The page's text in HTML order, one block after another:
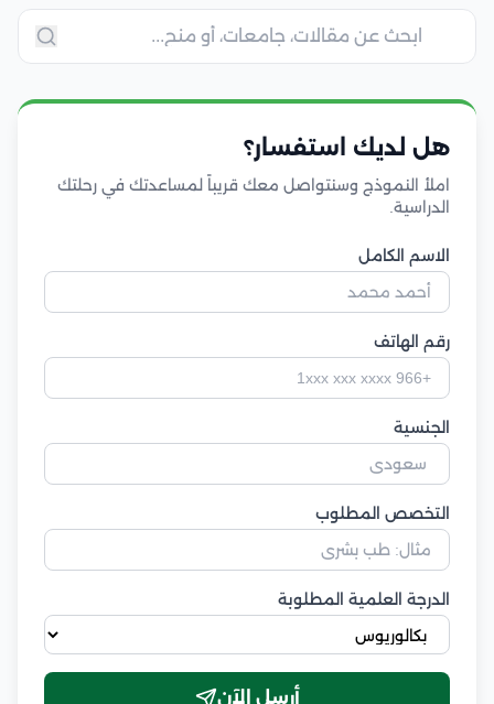
هل لديك استفسار؟
املأ النموذج وسنتواصل معك قريباً لمساعدتك في رحلتك
الدراسية.
الاسم الكامل
رقم الهاتف
الجنسية
التخصص المطلوب
الدرجة العلمية المطلوبة
أرسل الآن